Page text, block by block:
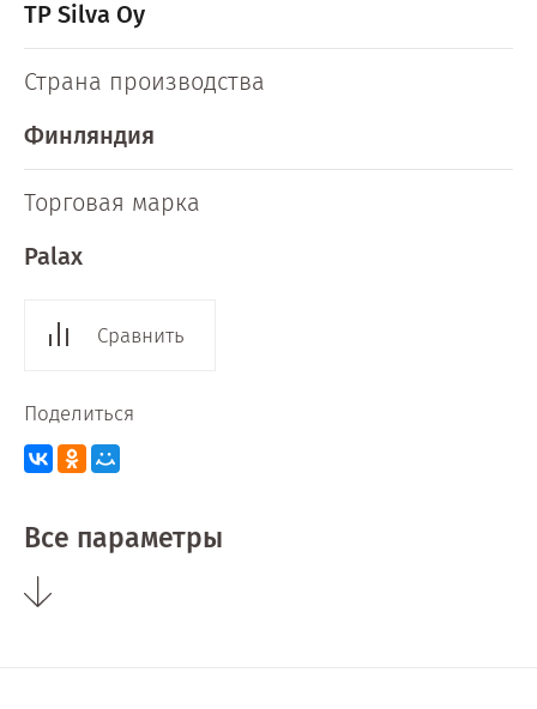
TP Silva Oy
Страна производства
Финляндия
Торговая марка
Palax
Сравнить
Поделиться
Все параметры